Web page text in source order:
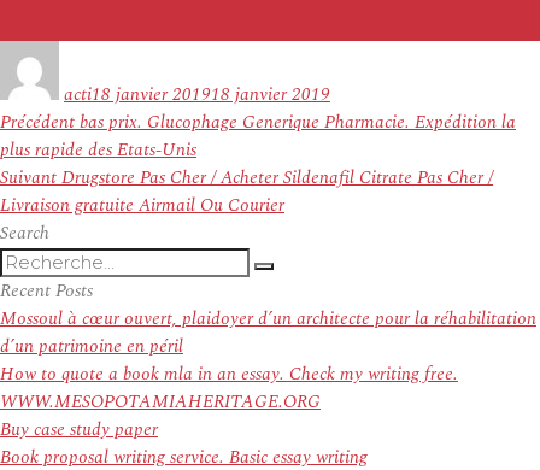
actile
18 janvier 201918 janvier 2019
Navigation
de
l’article
PrécédentArticle
précédent :
bas prix. Glucophage Generique Pharmacie. Expédition la
plus rapide des Etats-Unis
SuivantArticle
suivant :
Drugstore Pas Cher / Acheter Sildenafil Citrate Pas Cher /
Livraison gratuite Airmail Ou Courier
Search
Recherche
pour
:
Recherche
Recent Posts
Mossoul à cœur ouvert, plaidoyer d’un architecte pour la réhabilitation
d’un patrimoine en péril
How to quote a book mla in an essay. Check my writing free.
WWW.MESOPOTAMIAHERITAGE.ORG
Buy case study paper
Book proposal writing service. Basic essay writing